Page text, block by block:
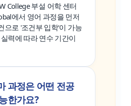
College 부설 어학 센터
에서 영어 과정을 먼저
으로 '조건부 입학'이 가능
력에 따라 연수 기간이
과정은 어떤 전공
한가요?